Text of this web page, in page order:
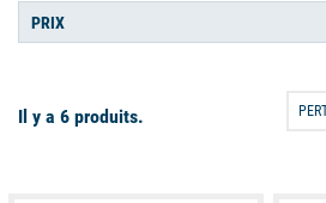
PRIX
Il y a 6 produits.